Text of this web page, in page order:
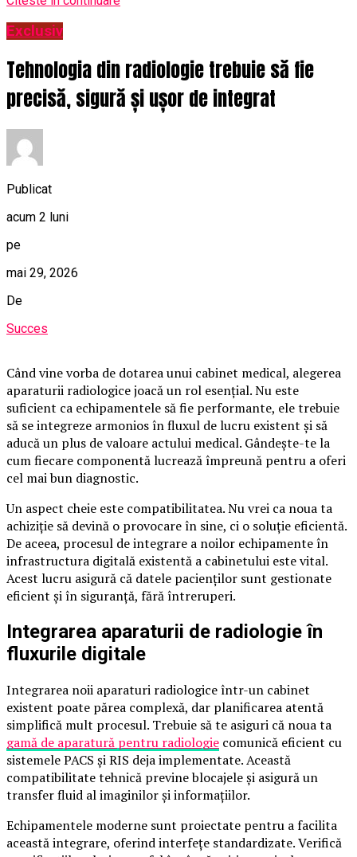
Exclusiv
Tehnologia din radiologie trebuie să fie
precisă, sigură și ușor de integrat
Publicat
acum 2 luni
pe
mai 29, 2026
De
Succes
Când vine vorba de dotarea unui cabinet medical, alegerea
aparaturii radiologice joacă un rol esențial. Nu este
suficient ca echipamentele să fie performante, ele trebuie
să se integreze armonios în fluxul de lucru existent și să
aducă un plus de valoare actului medical. Gândește-te la
cum fiecare componentă lucrează împreună pentru a oferi
cel mai bun diagnostic.
Un aspect cheie este compatibilitatea. Nu vrei ca noua ta
achiziție să devină o provocare în sine, ci o soluție eficientă.
De aceea, procesul de integrare a noilor echipamente în
infrastructura digitală existentă a cabinetului este vital.
Acest lucru asigură că datele pacienților sunt gestionate
eficient și în siguranță, fără întreruperi.
Integrarea aparaturii de radiologie în
fluxurile digitale
Integrarea noii aparaturi radiologice într-un cabinet
existent poate părea complexă, dar planificarea atentă
simplifică mult procesul. Trebuie să te asiguri că noua ta
gamă de aparatură pentru radiologie comunică eficient cu
sistemele PACS și RIS deja implementate. Această
compatibilitate tehnică previne blocajele și asigură un
transfer fluid al imaginilor și informațiilor.
Echipamentele moderne sunt proiectate pentru a facilita
această integrare, oferind interfețe standardizate. Verifică